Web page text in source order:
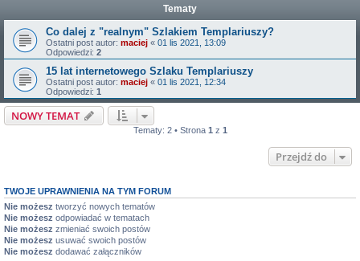
Tematy
Co dalej z "realnym" Szlakiem Templariuszy?
Ostatni post autor: maciej « 01 lis 2021, 13:09
Odpowiedzi: 2
15 lat internetowego Szlaku Templariuszy
Ostatni post autor: maciej « 01 lis 2021, 12:34
Odpowiedzi: 1
NOWY TEMAT
Tematy: 2 • Strona 1 z 1
Przejdź do
TWOJE UPRAWNIENIA NA TYM FORUM
Nie możesz tworzyć nowych tematów
Nie możesz odpowiadać w tematach
Nie możesz zmieniać swoich postów
Nie możesz usuwać swoich postów
Nie możesz dodawać załączników